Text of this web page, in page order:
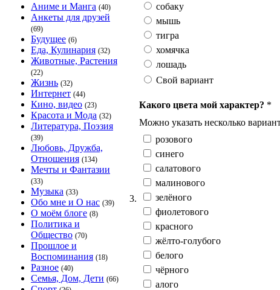
Аниме и Манга (40)
Анкеты для друзей
(69)
Будущее (6)
Еда, Кулинария (32)
Животные, Растения
(22)
Жизнь (32)
Интернет (44)
Кино, видео (23)
Красота и Мода (32)
Литература, Поэзия
(39)
Любовь, Дружба,
Отношения (134)
Мечты и Фантазии
(33)
Музыка (33)
Обо мне и О нас (39)
О моём блоге (8)
Политика и
Общество (70)
Прошлое и
Воспоминания (18)
Разное (40)
Семья, Дом, Дети (66)
собаку
мышь
тигра
хомячка
лошадь
Свой вариант
3.
Какого цвета мой характер? *
Можно указать несколько
розового
синего
салатового
малинового
зелёного
фиолетового
красного
жёлто-голубого
белого
чёрного
алого